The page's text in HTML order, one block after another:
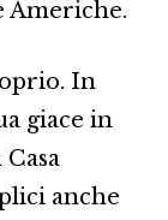
Americhe.
In
giace in
anche